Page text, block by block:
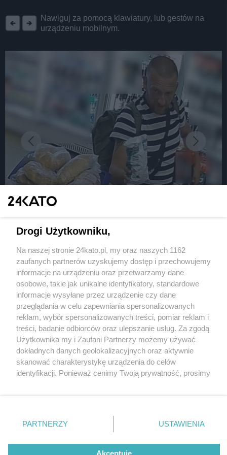
Nawiguj za pomocą klawiatury, lub gestów na
urządzeniu mobilnym.
fot: Policja Śląska
W Katowicach wyrwał kobiecie telefon z ręki i
uciekł. Oskarżony o kradzież zuchwałą
poszukiwany przez policję
3 / 3
Podejrzany kradziez
zuchwala katowice 02
W Katowicach wyrwał kobiecie telefon z ręki i
Wydawca mediów lokalnych
Nie zapomnij
zapoznać się z:
polityką prywatności regulamin korzystania z portali
Twojemiasto
Piekary Śląskie
Chorzów
Tarnowskie Góry
Gliwice
Skontakuj sięz nami
Kontakt
Wydawca
Redakcja
Drogi Użytkowniku,
Na naszej stronie 24kato.pl, my oraz naszych 1162
zaufanych partnerów uzyskujemy dostęp i przechowujemy
informacje na urządzeniu oraz przetwarzamy dane
osobowe, takie jak unikalne identyfikatory, standardowe
informacje wysyłane przez urządzenie czy dane
przeglądania w celu zapewniania spersonalizowanych
reklam, wybór spersonalizowanych treści, pomiar reklam i
treści, badanie odbiorców oraz ulepszanie usług. Za zgodą
Użytkownika my i Zaufani Partnerzy możemy używać
dokładnych danych geolokalizacyjnych oraz aktywnie
skanować charakterystykę urządzenia do celów
identyfikacji. Ponieważ cenimy Twoją prywatność, prosimy
prywatności znajdujący się w lewym dolnym rogu strony
. Niektóre rodzaje przetwarzania danych nie wymagają
zgody użytkownika, ale masz prawo sprzeciwić się
takiemu przetwarzaniu. Preferencje będą miały
PARTNERZY USTAWIENIA
Akceptuję